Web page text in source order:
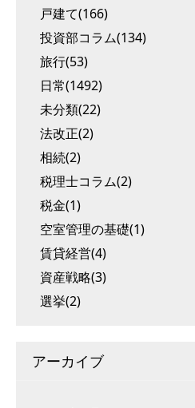
戸建て(166)
投資部コラム(134)
旅行(53)
日常(1492)
未分類(22)
法改正(2)
相続(2)
税理士コラム(2)
税金(1)
空室管理の基礎(1)
賃貸経営(4)
資産戦略(3)
選挙(2)
アーカイブ